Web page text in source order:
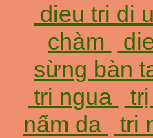
dieu tri di
chàm
sừng bàn
tri ngua
nấm da
tri